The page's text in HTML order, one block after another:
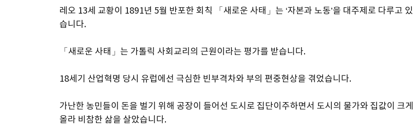
레오 13세 교황이 1891년 5월 반포한 회칙 「새로운 사태」는 ‘자본과 노동’을 대주제로 다루고 있
습니다.
「새로운 사태」는 가톨릭 사회교리의 근원이라는 평가를 받습니다.
18세기 산업혁명 당시 유럽에선 극심한 빈부격차와 부의 편중현상을 겪었습니다.
가난한 농민들이 돈을 벌기 위해 공장이 들어선 도시로 집단이주하면서 도시의 물가와 집값이 크게
올라 비참한 삶을 살았습니다.